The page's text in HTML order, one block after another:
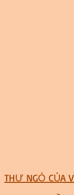
THƯ NGỎ CỦA